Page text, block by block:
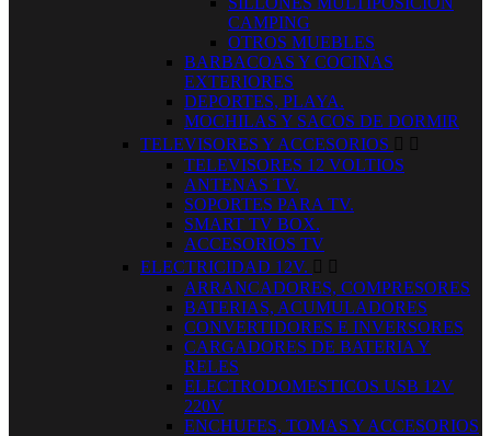
CAMPING
OTROS MUEBLES
BARBACOAS Y COCINAS
EXTERIORES
DEPORTES, PLAYA.
MOCHILAS Y SACOS DE DORMIR
TELEVISORES Y ACCESORIOS  
TELEVISORES 12 VOLTIOS
ANTENAS TV.
SOPORTES PARA TV.
SMART TV BOX.
ACCESORIOS TV
ELECTRICIDAD 12V.  
ARRANCADORES, COMPRESORES
BATERIAS, ACUMULADORES
CONVERTIDORES E INVERSORES
CARGADORES DE BATERIA Y
RELES
ELECTRODOMESTICOS USB 12V
220V
ENCHUFES, TOMAS Y ACCESORIOS